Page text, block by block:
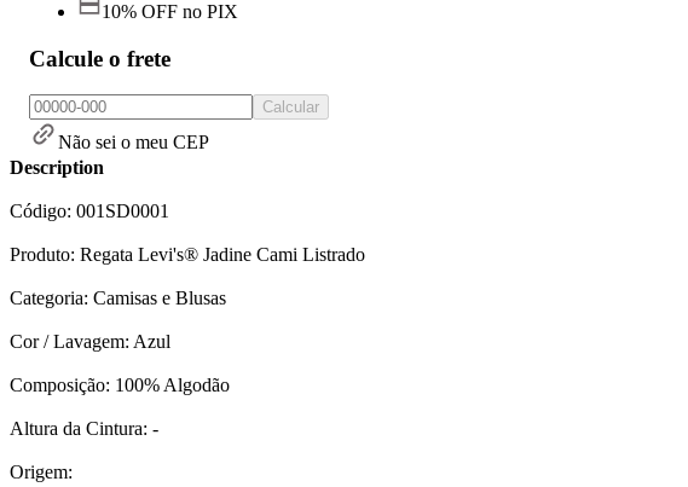
10% OFF no PIX
Calcule o frete
Calcular
Não sei o meu CEP
Description
Código: 001SD0001
Produto: Regata Levi's® Jadine Cami Listrado
Categoria: Camisas e Blusas
Cor / Lavagem: Azul
Composição: 100% Algodão
Altura da Cintura: -
Origem: